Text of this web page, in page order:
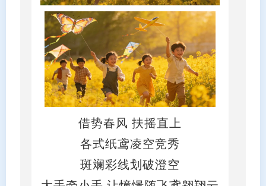
借势春风 扶摇直上
各式纸鸢凌空竞秀
斑斓彩线划破澄空